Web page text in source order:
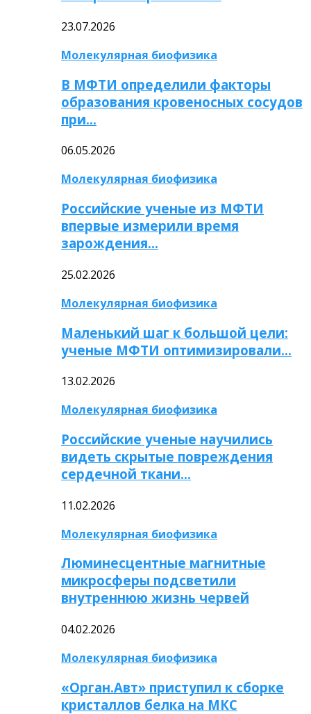
23.07.2026
Молекулярная биофизика
В МФТИ определили факторы
образования кровеносных сосудов
при…
06.05.2026
Молекулярная биофизика
Российские ученые из МФТИ
впервые измерили время
зарождения…
25.02.2026
Молекулярная биофизика
Маленький шаг к большой цели:
ученые МФТИ оптимизировали…
13.02.2026
Молекулярная биофизика
Российские ученые научились
видеть скрытые повреждения
сердечной ткани…
11.02.2026
Молекулярная биофизика
Люминесцентные магнитные
микросферы подсветили
внутреннюю жизнь червей
04.02.2026
Молекулярная биофизика
«Орган.Авт» приступил к сборке
кристаллов белка на МКС